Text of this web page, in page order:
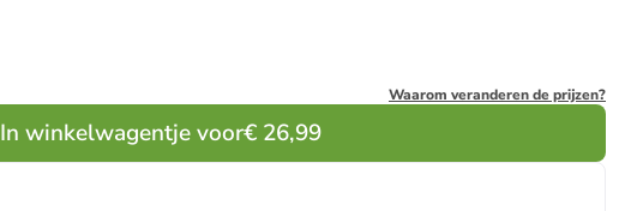
Waarom veranderen de prijzen?
In winkelwagentje voor€ 26,99